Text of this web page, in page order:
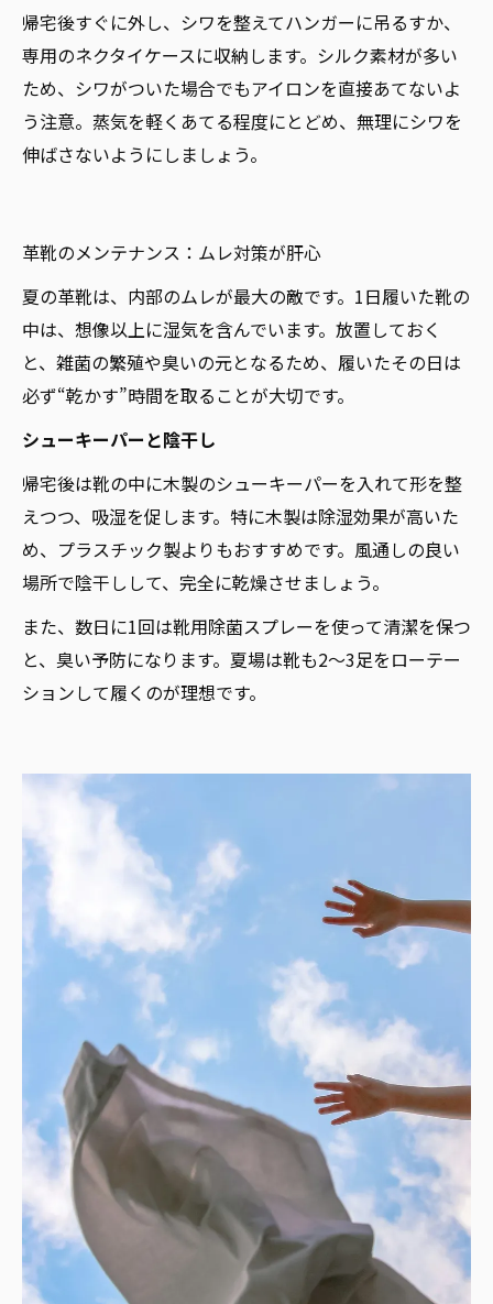
帰宅後すぐに外し、シワを整えてハンガーに吊るすか、
専用のネクタイケースに収納します。シルク素材が多い
ため、シワがついた場合でもアイロンを直接あてないよ
う注意。蒸気を軽くあてる程度にとどめ、無理にシワを
伸ばさないようにしましょう。
革靴のメンテナンス：ムレ対策が肝心
夏の革靴は、内部のムレが最大の敵です。1日履いた靴の
中は、想像以上に湿気を含んでいます。放置しておく
と、雑菌の繁殖や臭いの元となるため、履いたその日は
必ず“乾かす”時間を取ることが大切です。
シューキーパーと陰干し
帰宅後は靴の中に木製のシューキーパーを入れて形を整
えつつ、吸湿を促します。特に木製は除湿効果が高いた
め、プラスチック製よりもおすすめです。風通しの良い
場所で陰干しして、完全に乾燥させましょう。
また、数日に1回は靴用除菌スプレーを使って清潔を保つ
と、臭い予防になります。夏場は靴も2〜3足をローテー
ションして履くのが理想です。